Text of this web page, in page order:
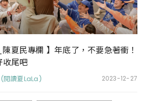
陳夏民專欄 】年底了，不要急著衝！
收尾吧
閱讀夏LaLa) 2023-12-27